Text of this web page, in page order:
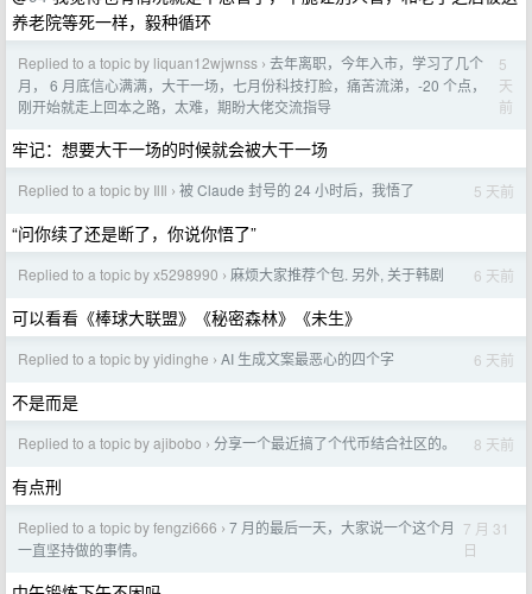
养老院等死一样，毅种循环
Replied to a topic by liquan12wjwnss › 去年离职，今年入市，学习了几个
月， 6 月底信心满满，大干一场，七月份科技打脸，痛苦流涕，-20 个点，
刚开始就走上回本之路，太难，期盼大佬交流指导
5
天
前
牢记：想要大干一场的时候就会被大干一场
Replied to a topic by IlIl › 被 Claude 封号的 24 小时后，我悟了 5 天前
“问你续了还是断了，你说你悟了”
Replied to a topic by x5298990 › 麻烦大家推荐个包. 另外, 关于韩剧 6 天前
可以看看《棒球大联盟》《秘密森林》《未生》
Replied to a topic by yidinghe › AI 生成文案最恶心的四个字 6 天前
不是而是
Replied to a topic by ajibobo › 分享一个最近搞了个代币结合社区的。 8 天前
有点刑
Replied to a topic by fengzi666 › 7 月的最后一天，大家说一个这个月
一直坚持做的事情。
7 月 31
日